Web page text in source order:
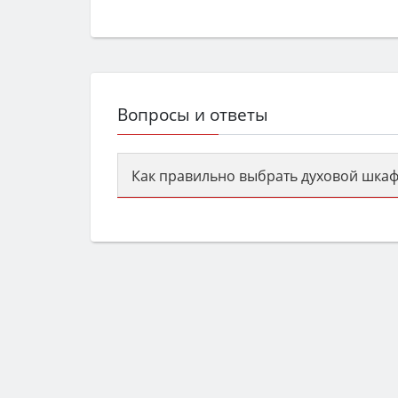
Вопросы и ответы
Как правильно выбрать духовой
семьи, класс энергопотребления не